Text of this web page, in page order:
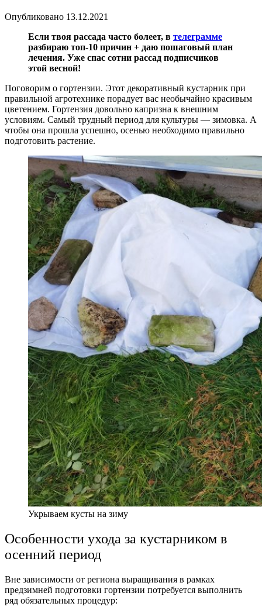
Опубликовано 13.12.2021
Если твоя рассада часто болеет, в телеграмме
разбираю топ-10 причин + даю пошаговый план
лечения. Уже спас сотни рассад подписчиков
этой весной!
Поговорим о гортензии. Этот декоративный кустарник при
правильной агротехнике порадует вас необычайно красивым
цветением. Гортензия довольно капризна к внешним
условиям. Самый трудный период для культуры — зимовка. А
чтобы она прошла успешно, осенью необходимо правильно
подготовить растение.
Укрываем кусты на зиму
Особенности ухода за кустарником в
осенний период
Вне зависимости от региона выращивания в рамках
предзимней подготовки гортензии потребуется выполнить
ряд обязательных процедур: